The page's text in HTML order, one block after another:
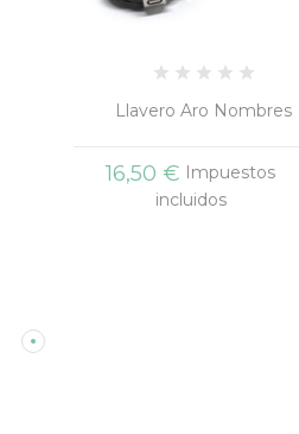
Llavero Aro Nombres
16,50 € Impuestos
incluidos